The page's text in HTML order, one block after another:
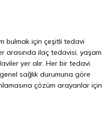
bulmak için çeşitli tedavi
arasında ilaç tedavisi, yaşam
yer alır. Her bir tedavi
sağlık durumuna göre
çözüm arayanlar için